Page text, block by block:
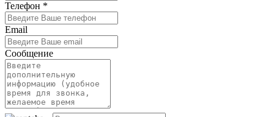
Телефон *
Email
Сообщение